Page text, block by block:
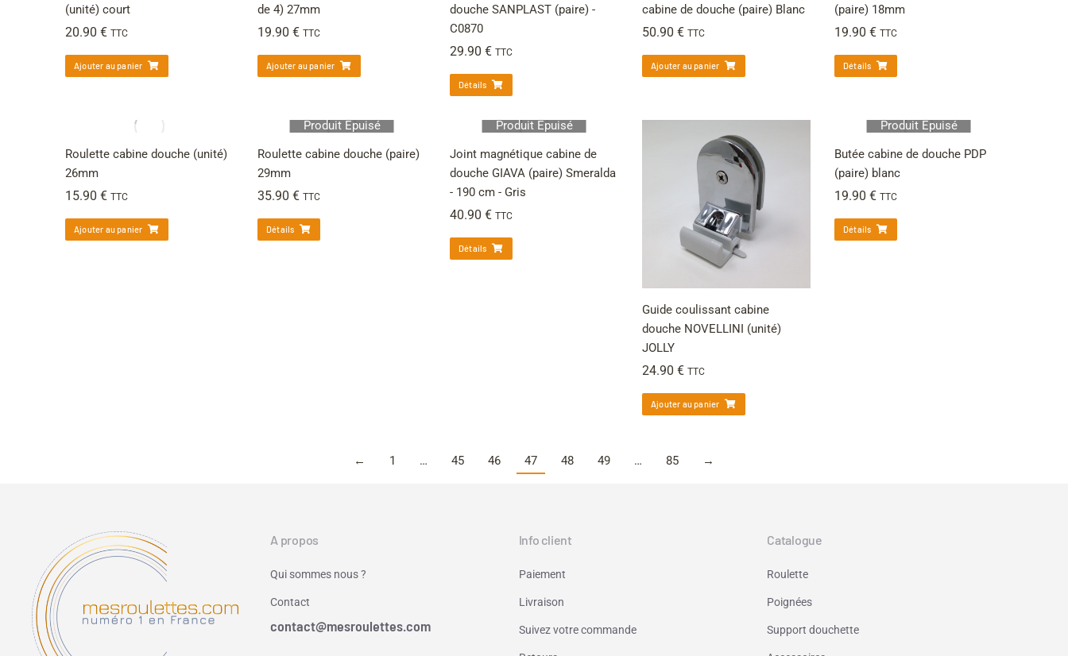
(unité) court
20.90 € TTC
Ajouter au panier
de 4) 27mm
19.90 € TTC
Ajouter au panier
douche SANPLAST (paire) -
C0870
29.90 € TTC
Détails
cabine de douche (paire) Blanc
50.90 € TTC
Ajouter au panier
(paire) 18mm
19.90 € TTC
Détails
Roulette cabine douche (unité)
26mm
15.90 € TTC
Ajouter au panier
Produit Épuisé
Roulette cabine douche (paire)
29mm
35.90 € TTC
Détails
Produit Épuisé
Joint magnétique cabine de
douche GIAVA (paire) Smeralda
- 190 cm - Gris
40.90 € TTC
Détails
Guide coulissant cabine
douche NOVELLINI (unité)
JOLLY
24.90 € TTC
Ajouter au panier
Produit Épuisé
Butée cabine de douche PDP
(paire) blanc
19.90 € TTC
Détails
← 1 … 45 46 47 48 49 … 85 →
A propos
Qui sommes nous ?
Contact
contact@mesroulettes.com
Info client
Paiement
Livraison
Suivez votre commande
Catalogue
Roulette
Poignées
Support douchette